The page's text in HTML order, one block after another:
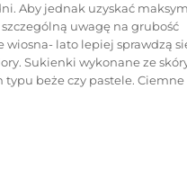
Aby jednak uzyskać
uwagę na grubość
wiosna- lato lepiej sprawdzą
Sukienki wykonane ze
beże czy pastele. Ciemne